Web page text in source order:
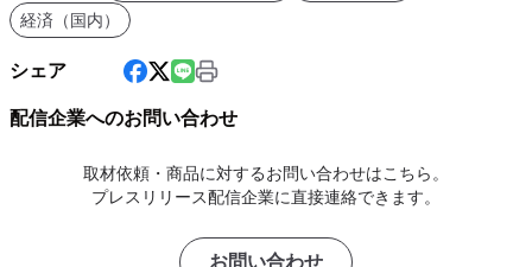
経済（国内）
シェア
配信企業へのお問い合わせ
取材依頼・商品に対するお問い合わせはこちら。
プレスリリース配信企業に直接連絡できます。
お問い合わせ